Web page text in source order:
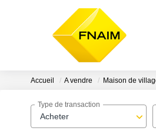
Accueil A vendre Maison de
Acheter
Type de transaction